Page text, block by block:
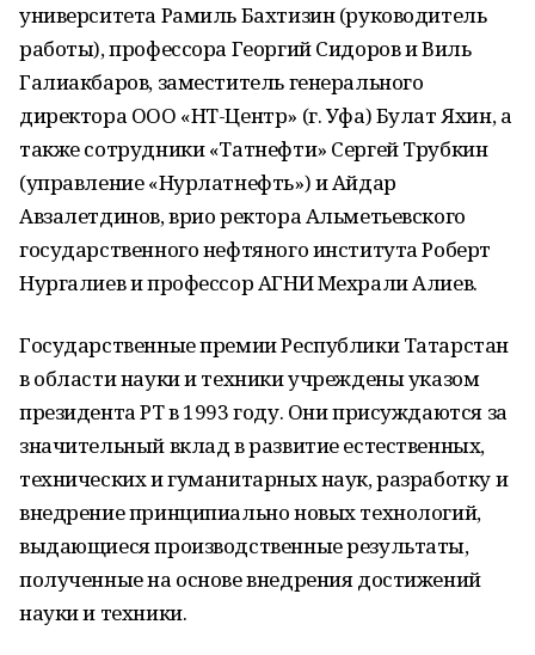
университета Рамиль Бахтизин (руководитель
работы), профессора Георгий Сидоров и Виль
Галиакбаров, заместитель генерального
директора ООО «НТ-Центр» (г. Уфа) Булат Яхин, а
также сотрудники «Татнефти» Сергей Трубкин
(управление «Нурлатнефть») и Айдар
Авзалетдинов, врио ректора Альметьевского
государственного нефтяного института Роберт
Нургалиев и профессор АГНИ Мехрали Алиев.
Государственные премии Республики Татарстан
в области науки и техники учреждены указом
президента РТ в 1993 году. Они присуждаются за
значительный вклад в развитие естественных,
технических и гуманитарных наук, разработку и
внедрение принципиально новых технологий,
выдающиеся производственные результаты,
полученные на основе внедрения достижений
науки и техники.